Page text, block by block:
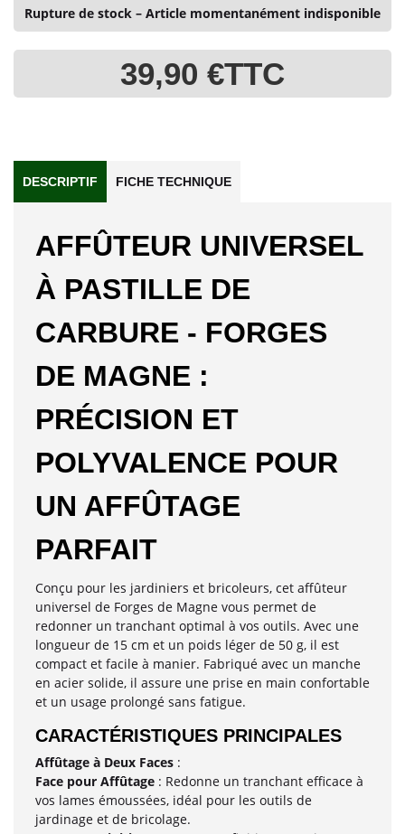
Rupture de stock – Article momentanément indisponible
39,90 €TTC
DESCRIPTIF FICHE TECHNIQUE
AFFÛTEUR UNIVERSEL
À PASTILLE DE
CARBURE - FORGES
DE MAGNE :
PRÉCISION ET
POLYVALENCE POUR
UN AFFÛTAGE
PARFAIT
Conçu pour les jardiniers et bricoleurs, cet affûteur
universel de Forges de Magne vous permet de
redonner un tranchant optimal à vos outils. Avec une
longueur de 15 cm et un poids léger de 50 g, il est
compact et facile à manier. Fabriqué avec un manche
en acier solide, il assure une prise en main confortable
et un usage prolongé sans fatigue.
CARACTÉRISTIQUES PRINCIPALES
Affûtage à Deux Faces :
Face pour Affûtage : Redonne un tranchant efficace à
vos lames émoussées, idéal pour les outils de
jardinage et de bricolage.